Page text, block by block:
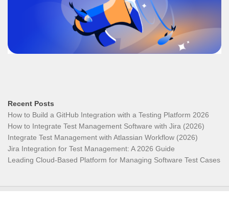
Recent Posts
How to Build a GitHub Integration with a Testing Platform 2026
How to Integrate Test Management Software with Jira (2026)
Integrate Test Management with Atlassian Workflow (2026)
Jira Integration for Test Management: A 2026 Guide
Leading Cloud-Based Platform for Managing Software Test Cases